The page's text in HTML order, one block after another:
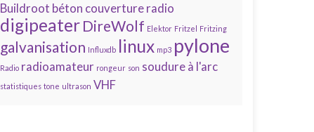
Buildroot béton couverture radio
digipeater DireWolf Elektor Fritzel Fritzing
galvanisation Influxdb linux mp3 pylone
Radio radioamateur rongeur son soudure à l'arc
statistiques tone ultrason VHF